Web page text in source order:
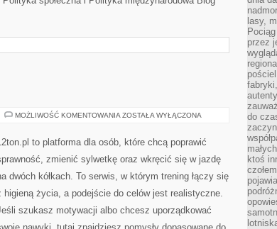
MOŻLIWOŚĆ KOMENTOWANIA YOGA
ZOSTAŁA WYŁĄCZONA
to platforma dla osób, które chcą poprawić
zmienić sylwetkę oraz wkręcić się w jazdę
dwóch kółkach. To serwis, w którym trening łączy się
higieną życia, a podejście do celów jest realistyczne.
szukasz motywacji albo chcesz uporządkować
lasy,
przez
do
ktoś